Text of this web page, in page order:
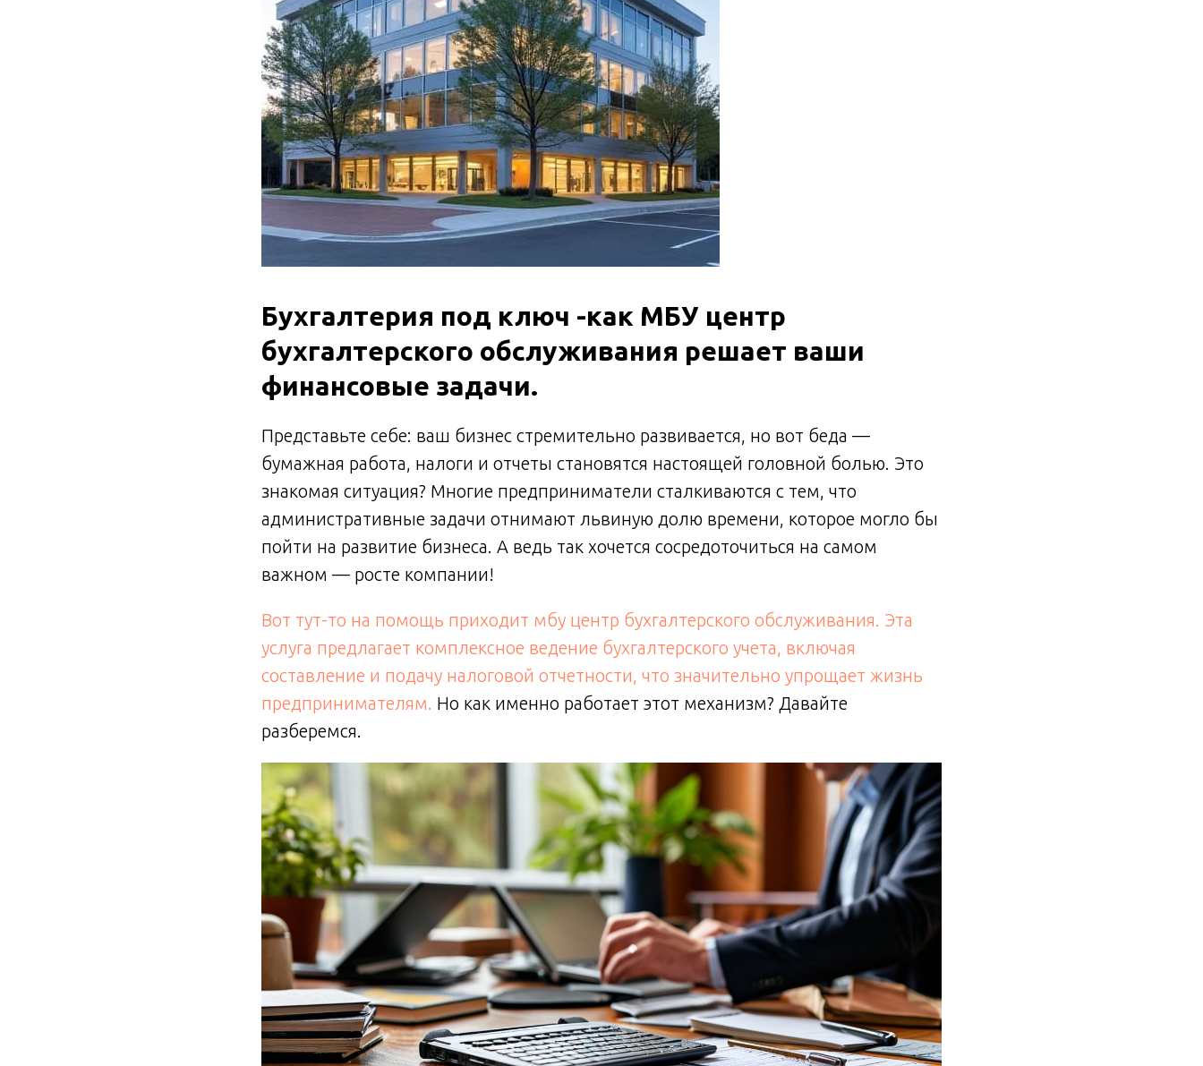
Бухгалтерия под ключ -как МБУ центр
бухгалтерского обслуживания решает ваши
финансовые задачи.
Представьте себе: ваш бизнес стремительно развивается, но вот беда —
бумажная работа, налоги и отчеты становятся настоящей головной болью. Это
знакомая ситуация? Многие предприниматели сталкиваются с тем, что
административные задачи отнимают львиную долю времени, которое могло бы
пойти на развитие бизнеса. А ведь так хочется сосредоточиться на самом
важном — росте компании!
Вот тут-то на помощь приходит мбу центр бухгалтерского обслуживания. Эта
услуга предлагает комплексное ведение бухгалтерского учета, включая
составление и подачу налоговой отчетности, что значительно упрощает жизнь
предпринимателям. Но как именно работает этот механизм? Давайте
разберемся.